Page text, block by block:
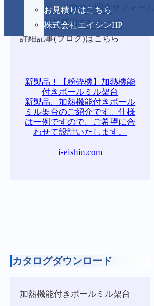
ページ内のお問合せフォーム
お見積りはこちら
お見積用本社ページ
株式会社エイシンHP
詳細記事(ブログ)はこちら
新製品！【粉砕機】加熱機能
付きボールミル架台
新製品、加熱機能付きボール
ミル架台のご紹介です。仕様
は一例ですので、ご希望に合
わせて設計いたします。
i-eishin.com
カタログダウンロード
加熱機能付きボールミル架台